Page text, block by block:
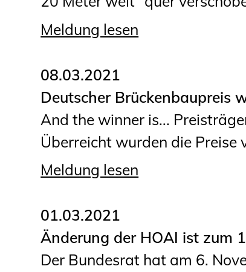
Meldung lesen
08.03.2021
Deutscher Brückenbaupreis
And the winner is...
Überreicht wurden die Preise
Meldung lesen
01.03.2021
Änderung der HOAI ist zum
Der Bundesrat hat am 6.